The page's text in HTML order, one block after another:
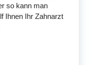
so kann man
Ihnen Ihr Zahnarzt